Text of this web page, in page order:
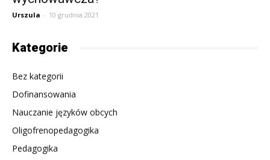
Urszula - 10 grudnia 2021
Kategorie
Bez kategorii
Dofinansowania
Nauczanie języków obcych
Oligofrenopedagogika
Pedagogika